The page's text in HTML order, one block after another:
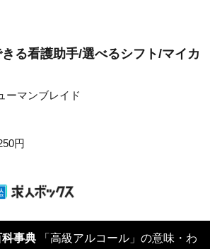
る看護助手/選べるシフト/マイカ
ーマンブレイド
円
事典